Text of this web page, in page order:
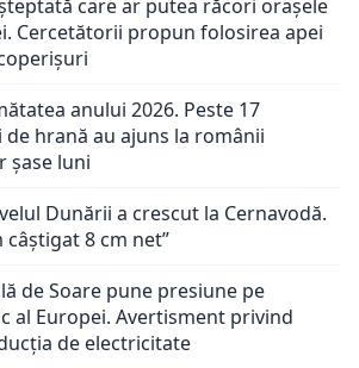
care ar putea răcori orașele
Cercetătorii propun folosirea apei
anului 2026. Peste 17
hrană au ajuns la românii
șase luni
Dunării a crescut la Cernavodă.
câștigat 8 cm net”
de Soare pune presiune pe
al Europei. Avertisment privind
de electricitate